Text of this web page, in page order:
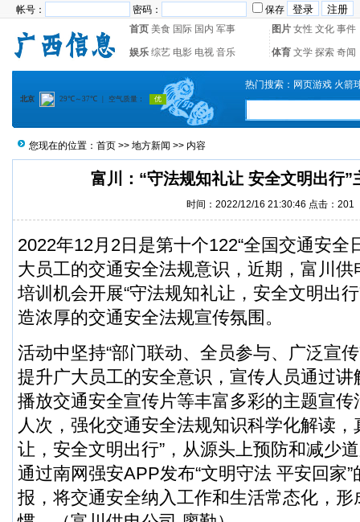
帐号： 密码：
保存
首页 美食 国际 国内 军事 图片 女性 文化 事件
娱乐 综艺 电影 电视 音乐 体育 文学 探索 奇闻
热门搜索： 网页游戏 火箭
您现在的位置： 首页 >> 地方新闻 >> 内容
富川：“守法规知礼让 安全文明出行”
时间：2022/12/16 21:30:46 点击： 201
2022年12月2日是第十个122“全国交通安全
大员工的交通安全法规意识，近期，富川
培训机会开展“守法规知礼让，安全文明出
造浓厚的交通安全法规宣传氛围。
活动中坚持“部门联动、全员参与、广泛宣
提升广大员工的安全意识，宣传人员通过
播放交通安全宣传片等丰富多彩的主题宣
人次，强化交通安全法规知识科学化解读，
让，安全文明出行”，从源头上预防和减少
通过南网强安APP发布“文明守法 平安回家
报，将交通安全纳入工作和生活常态化，